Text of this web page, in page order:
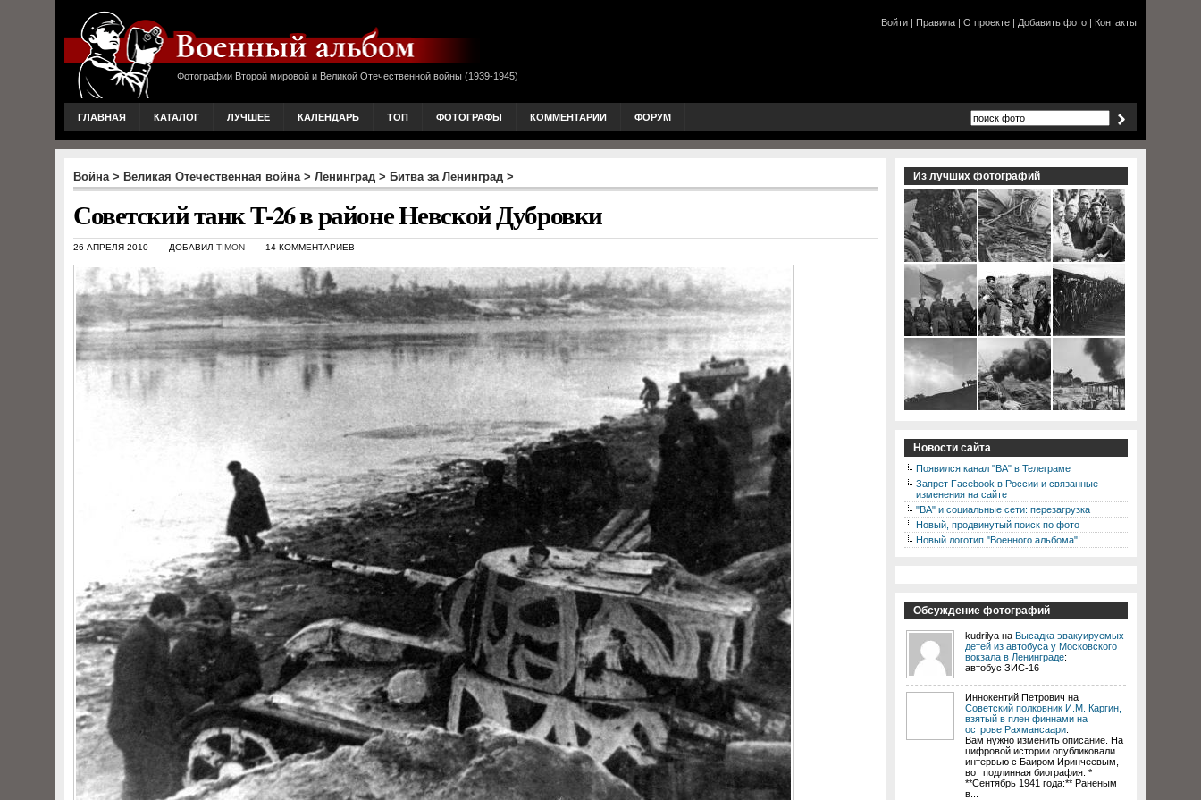
Фотографии Второй мировой и Великой Отечественной войны (1939-1945)
Войти | Правила | О проекте | Добавить фото | Контакты
ГЛАВНАЯ КАТАЛОГ ЛУЧШЕЕ КАЛЕНДАРЬ ТОП ФОТОГРАФЫ КОММЕНТАРИИ ФОРУМ
Война> Великая Отечественная война> Ленинград > Битва за Ленинград >
Советский танк Т-26 в районе Невской Дубровки
26 АПРЕЛЯ 2010 ДОБАВИЛ TIMON 14 КОММЕНТАРИЕВ
Из лучших фотографий
Новости сайта
Появился канал "ВА" в Телеграме
Запрет Facebook в России и связанные
изменения на сайте
"ВА" и социальные сети: перезагрузка
Новый, продвинутый поиск по фото
Новый логотип "Военного альбома"!
Обсуждение фотографий
kudrilya на Высадка эвакуируемых
детей из автобуса у Московского
вокзала в Ленинграде:
автобус ЗИС-16
Иннокентий Петрович на
Советский полковник И.М. Каргин,
взятый в плен финнами на
острове Рахмансаари:
Вам нужно изменить описание. На
цифровой истории опубликовали
интервью с Баиром Иринчеевым,
вот подлинная биография: *
**Сентябрь 1941 года:** Раненым
в...